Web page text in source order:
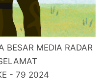
BESAR MEDIA RADAR
- 79 2024